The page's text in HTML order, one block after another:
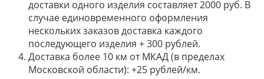
доставки одного изделия составляет 2000 руб. В
случае единовременного оформления
нескольких заказов доставка каждого
последующего изделия + 300 рублей.
Доставка более 10 км от МКАД (в пределах
Московской области): +25 рублей/км.